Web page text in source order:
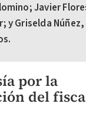
Javier
y Griselda
por la
del